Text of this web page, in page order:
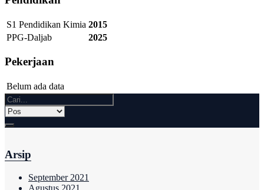
S1 Pendidikan Kimia 2015
PPG-Daljab
2025
Pekerjaan
Belum ada data
Arsip
September 2021
Agustus 2021